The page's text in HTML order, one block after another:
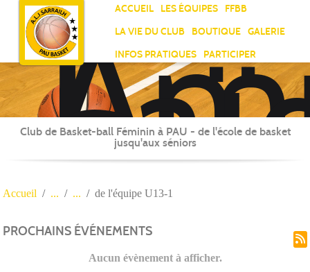
ACCUEIL LES ÉQUIPES
FFBB
LA VIE DU CLUB
BOUTIQUE
GALERIE
INFOS PRATIQUES
PARTICIPER
Club de Basket-ball Féminin à PAU - de l'école de basket
jusqu'aux séniors
Accueil de l'équipe U13-1
PROCHAINS ÉVÉNEMENTS
Aucun évènement à afficher.
Panneau de gestion des cookies